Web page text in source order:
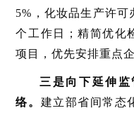
5%，化妆品生产许可
个工作日；精简优化
项目，优先安排重点
三是向下延伸
络。 建立部省间常态